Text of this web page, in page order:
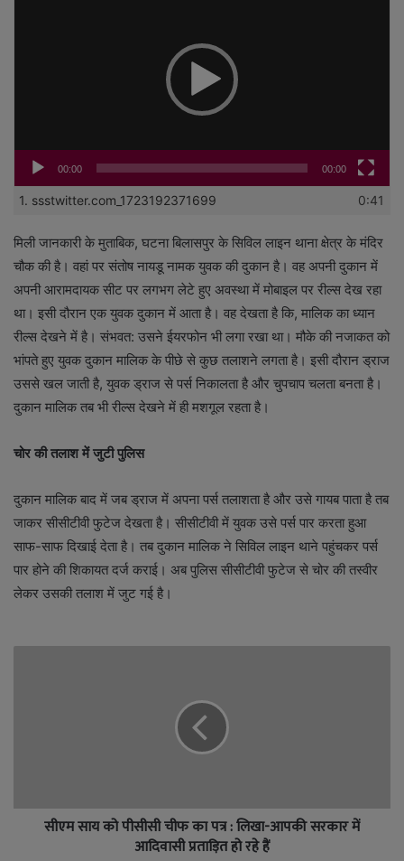
00:00 00:00
1. ssstwitter.com_1723192371699 0:41
मिली जानकारी के मुताबिक, घटना बिलासपुर के सिविल लाइन थाना क्षेत्र के मंदिर
चौक की है। वहां पर संतोष नायडू नामक युवक की दुकान है। वह अपनी दुकान में
अपनी आरामदायक सीट पर लगभग लेटे हुए अवस्था में मोबाइल पर रील्स देख रहा
था। इसी दौरान एक युवक दुकान में आता है। वह देखता है कि, मालिक का ध्यान
रील्स देखने में है। संभवत: उसने ईयरफोन भी लगा रखा था। मौके की नजाकत को
भांपते हुए युवक दुकान मालिक के पीछे से कुछ तलाशने लगता है। इसी दौरान ड्राज
उससे खल जाती है, युवक ड्राज से पर्स निकालता है और चुपचाप चलता बनता है।
दुकान मालिक तब भी रील्स देखने में ही मशगूल रहता है।
चोर की तलाश में जुटी पुलिस
दुकान मालिक बाद में जब ड्राज में अपना पर्स तलाशता है और उसे गायब पाता है तब
जाकर सीसीटीवी फुटेज देखता है। सीसीटीवी में युवक उसे पर्स पार करता हुआ
साफ-साफ दिखाई देता है। तब दुकान मालिक ने सिविल लाइन थाने पहुंचकर पर्स
पार होने की शिकायत दर्ज कराई। अब पुलिस सीसीटीवी फुटेज से चोर की तस्वीर
लेकर उसकी तलाश में जुट गई है।
सीएम साय को पीसीसी चीफ का पत्र : लिखा-आपकी सरकार में
आदिवासी प्रताड़ित हो रहे हैं